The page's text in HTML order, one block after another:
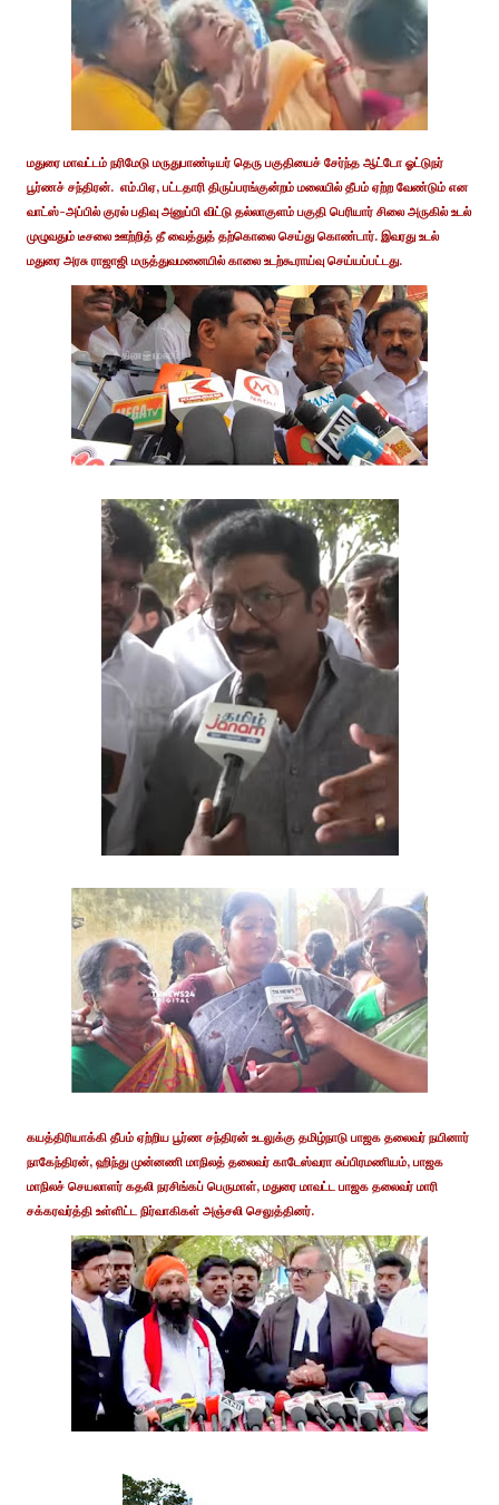
மதுரை மாவட்டம் நரிமேடு மருதுபாண்டியர் தெரு பகுதியைச் சேர்ந்த ஆட்டோ ஓட்டுநர்
பூர்ணச் சந்திரன். எம்.பிஏ, பட்டதாரி திருப்பரங்குன்றம் மலையில் தீபம் ஏற்ற வேண்டும் என
வாட்ஸ்-அப்பில் குரல் பதிவு அனுப்பி விட்டு தல்லாகுளம் பகுதி பெரியார் சிலை அருகில் உடல்
முழுவதும் டீசலை ஊற்றித் தீ வைத்துத் தற்கொலை செய்து கொண்டார். இவரது உடல்
மதுரை அரசு ராஜாஜி மருத்துவமனையில் காலை உடற்கூராய்வு செய்யப்பட்டது.
கயத்திரியாக்கி தீபம் ஏற்றிய பூர்ண சந்திரன் உடலுக்கு தமிழ்நாடு பாஜக தலைவர் நயினார்
நாகேந்திரன், ஹிந்து முன்னணி மாநிலத் தலைவர் காடேஸ்வரா சுப்பிரமணியம், பாஜக
மாநிலச் செயலாளர் கதலி நரசிங்கப் பெருமாள், மதுரை மாவட்ட பாஜக தலைவர் மாரி
சக்கரவர்த்தி உள்ளிட்ட நிர்வாகிகள் அஞ்சலி செலுத்தினர்.